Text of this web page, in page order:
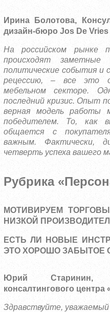
Ирина Болотова,
дизайн-бюро Jos De
На российском рынке
происходят заметные
политические события и
рецессию, – все это
мебельном секторе.
последний кризис. Опыт
верная модель работы
победителем. То, как
общается с
важным. Фактически,
четверть успеха вашего
Рубрика
МОТИВИРУЕМ
НИЗКОЙ
ЕСТЬ ЛИ НОВЫЕ
ЭТО ХОРОШО ЗАБЫТОЕ
Юрий Старинин,
консалтингового центра
Здравствуйте,